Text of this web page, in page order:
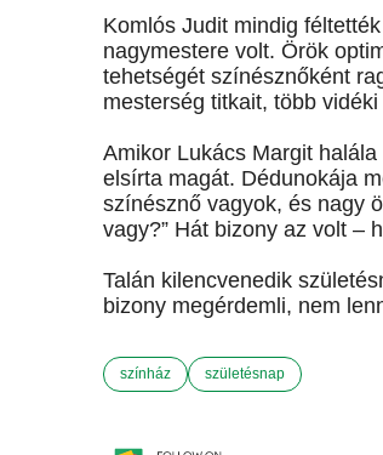
Komlós Judit mindig
nagymestere volt. Örök
tehetségét színésznőként
mesterség titkait, több
Amikor Lukács Margit
elsírta magát. Dédunokája
színésznő vagyok, és nagy
vagy?” Hát bizony az volt –
Talán kilencvenedik
bizony megérdemli, nem
színház születésnap